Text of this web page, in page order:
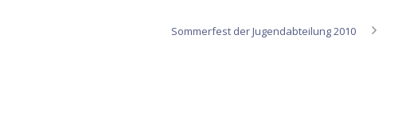
Sommerfest der Jugendabteilung 2010